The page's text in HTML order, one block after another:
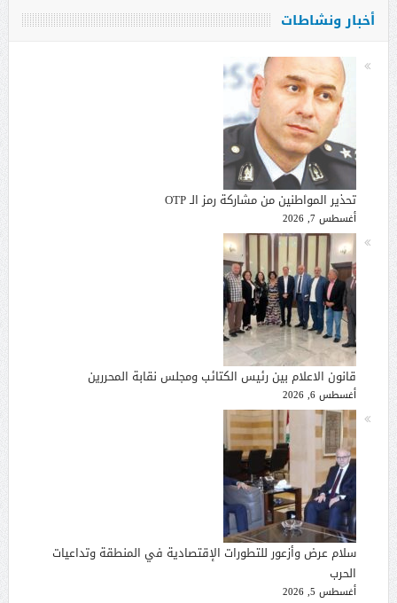
أخبار ونشاطات
تحذير المواطنين من مشاركة رمز الـ OTP
أغسطس 7, 2026
قانون الاعلام بين رئيس الكتائب ومجلس نقابة المحررين
أغسطس 6, 2026
سلام عرض وأزعور للتطورات الإقتصادية في المنطقة وتداعيات
الحرب
أغسطس 5, 2026